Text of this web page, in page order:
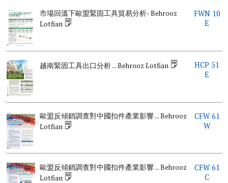
市場回溫下歐盟緊固工具貿易分析- Behrooz
Lotfian
FWN 10
E
越南緊固工具出口分析 ... Behrooz Lotfian
HCP 51
E
歐盟反傾銷調查對中國扣件產業影響 ... Behrooz
Lotfian
CFW 61
W
歐盟反傾銷調查對中國扣件產業影響 ... Behrooz
Lotfian
CFW 61
C